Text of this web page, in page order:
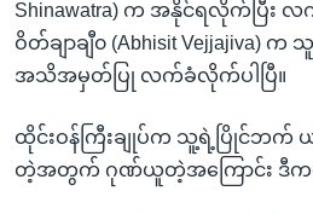
ရန်
နေရာ
သို့
ရန်
Shinawatra) က အနိုင်ရလိုက်ပြီး
ဝိတ်ချာချီ၀ (Abhisit Vejjajiva) က
အသိအမှတ်ပြု လက်ခံလိုက်ပါပြီ။
ထိုင်းဝန်ကြီးချုပ်က သူ့ရဲ့ပြိုင်ဘက်
တဲ့အတွက် ဂုဏ်ယူတဲ့အကြောင်း ဒီကန